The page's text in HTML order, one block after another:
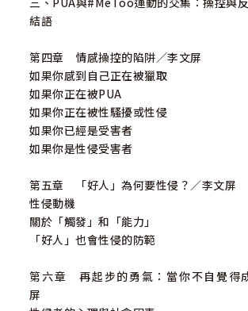
結語
第四章 情感操控的陷阱／李文屏
如果你感到自己正在被獵取
如果你正在被PUA
如果你正在被性騷擾或性侵
如果你已經是受害者
如果你是性侵受害者
第五章 「好人」為何要性侵？／李文屏
性侵動機
關於「觸發」和「能力」
「好人」也會性侵的防範
第六章 再起步的勇氣：當你不自覺得
屏